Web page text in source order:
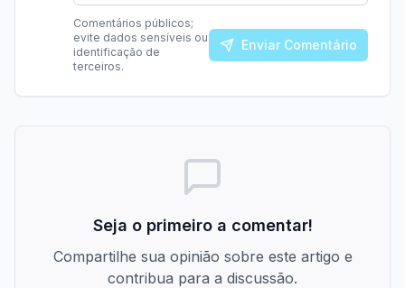
Comentários públicos;
evite dados sensíveis ou
identificação de
terceiros.
Enviar Comentário
Seja o primeiro a comentar!
Compartilhe sua opinião sobre este artigo e
contribua para a discussão.